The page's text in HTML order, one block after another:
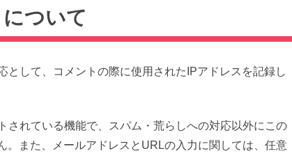
ついて
として、コメントの際に使用されたIPアドレスを記録し
されている機能で、スパム・荒らしへの対応以外にこの
。また、メールアドレスとURLの入力に関しては、任意